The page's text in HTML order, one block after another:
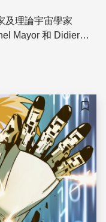
及理論宇宙學家
Mayor 和 Didier
代宇宙學奠定了基
儲存